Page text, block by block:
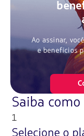
Ao assinar,
e benefícios
Saiba
1